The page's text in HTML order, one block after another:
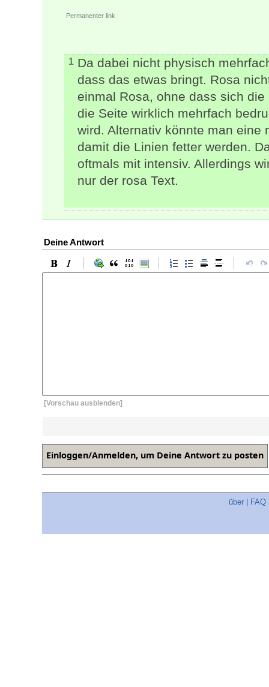
Permanenter link
1 Da dabei nicht physisch
dass das etwas bringt. Rosa
einmal Rosa, ohne dass sich
die Seite wirklich mehrfach
wird. Alternativ könnte man eine
damit die Linien fetter werden.
oftmals mit intensiv. Allerdings
nur der rosa Text.
Deine Antwort
[Vorschau ausblenden]
über FAQ